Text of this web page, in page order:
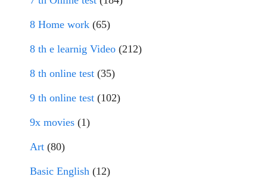
8 Home work (65)
8 th e learnig Video (212)
8 th online test (35)
9 th online test (102)
9x movies (1)
Art (80)
Basic English (12)